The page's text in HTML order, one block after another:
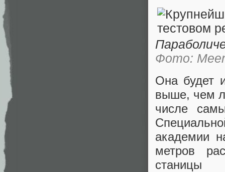
Фото:
Она будет
выше, чем
числе
академии
метров
станицы